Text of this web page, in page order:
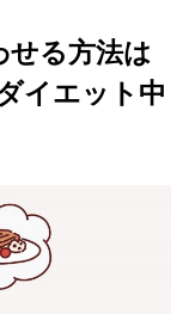
せる方法は
イエット中